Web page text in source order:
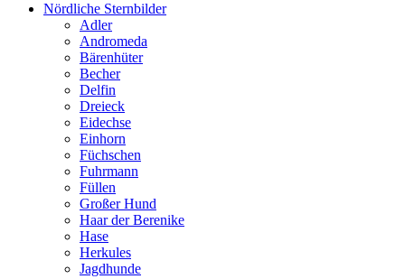
Nördliche Sternbilder
Adler
Andromeda
Bärenhüter
Becher
Delfin
Dreieck
Eidechse
Einhorn
Füchschen
Fuhrmann
Füllen
Großer Hund
Haar der Berenike
Hase
Herkules
Jagdhunde